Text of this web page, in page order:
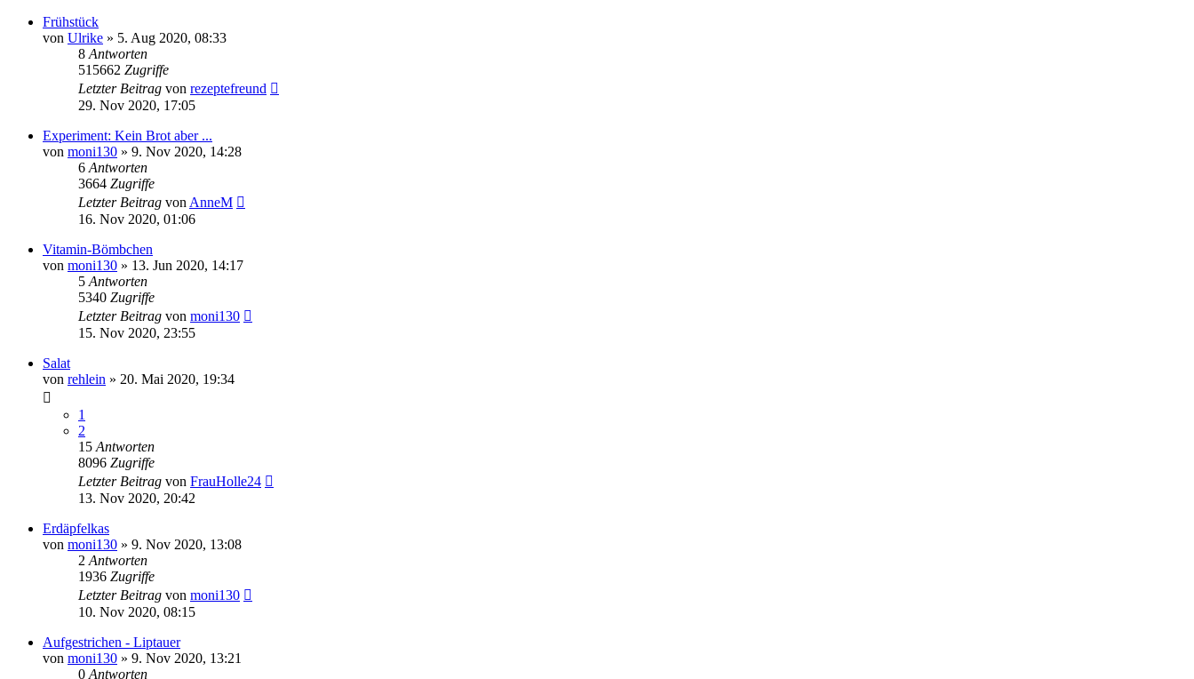
Frühstück
von Ulrike » 5. Aug 2020, 08:33
8 Antworten
515662 Zugriffe
Letzter Beitrag von rezeptefreund
29. Nov 2020, 17:05
Experiment: Kein Brot aber ...
von moni130 » 9. Nov 2020, 14:28
6 Antworten
3664 Zugriffe
Letzter Beitrag von AnneM
16. Nov 2020, 01:06
Vitamin-Bömbchen
von moni130 » 13. Jun 2020, 14:17
5 Antworten
5340 Zugriffe
Letzter Beitrag von moni130
15. Nov 2020, 23:55
Salat
von rehlein » 20. Mai 2020, 19:34
1
2
15 Antworten
8096 Zugriffe
Letzter Beitrag von FrauHolle24
13. Nov 2020, 20:42
Erdäpfelkas
von moni130 » 9. Nov 2020, 13:08
2 Antworten
1936 Zugriffe
Letzter Beitrag von moni130
10. Nov 2020, 08:15
Aufgestrichen - Liptauer
von moni130 » 9. Nov 2020, 13:21
0 Antworten